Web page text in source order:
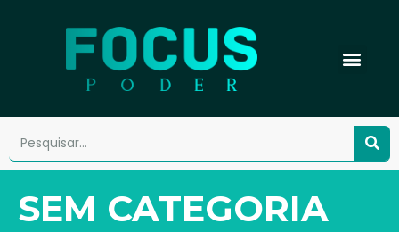
SEM CATEGORIA